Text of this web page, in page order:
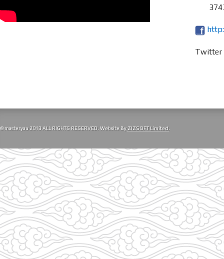
© masteryau 2013 ALL RIGHTS RESERVED. Website By ZIZSOFT Limited